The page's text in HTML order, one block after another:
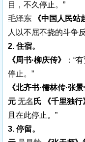
目，不久停止。”
毛泽东 《中国人民站
人以不屈不挠的斗争
2. 住宿。
《周书·柳庆传》
：“
停止。”
《北齐书·儒林传·张景
元 无名 氏 《千里独
且在此停止。”
3. 停留。